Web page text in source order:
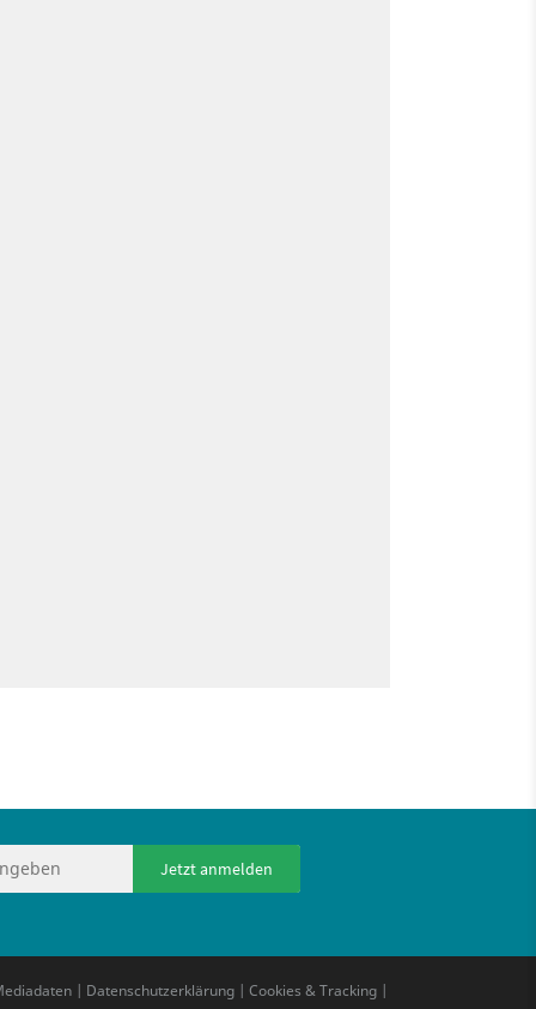
Jetzt anmelden
| Datenschutzerklärung | Cookies & Tracking |